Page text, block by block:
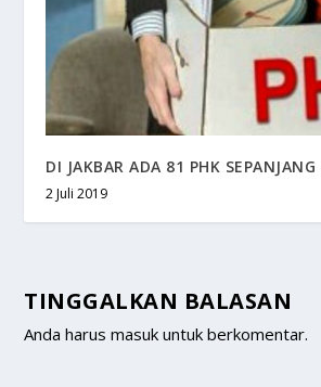
DI JAKBAR ADA 81 PHK
2 Juli 2019
TINGGALKAN BALASAN
Anda harusmasuk untuk berkomentar.